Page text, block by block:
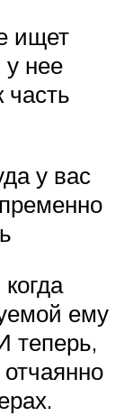
ищет
у нее
часть
у вас
ему
теперь,